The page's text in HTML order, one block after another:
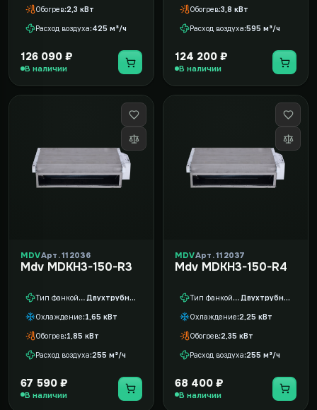
Обогрев 2,3 кВт
Расход воздуха 425 м³/ч
126 090 ₽
В наличии
Обогрев 3,8 кВт
Расход воздуха 595 м³/ч
124 200 ₽
В наличии
MDVАрт. 112036
Mdv MDKH3-150-R3
Тип фанкойла Двухтрубный
Охлаждение 1,65 кВт
Обогрев 1,85 кВт
Расход воздуха 255 м³/ч
67 590 ₽
В наличии
MDVАрт. 112037
Mdv MDKH3-150-R4
Тип фанкойла Двухтрубный
Охлаждение 2,25 кВт
Обогрев 2,35 кВт
Расход воздуха 255 м³/ч
68 400 ₽
В наличии